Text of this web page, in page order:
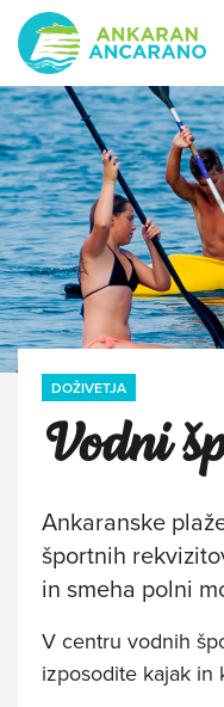
DOŽIVETJA
Vodni
Ankaranske
športnih
in smeha polni
V centru vodnih
izposodite kajak in